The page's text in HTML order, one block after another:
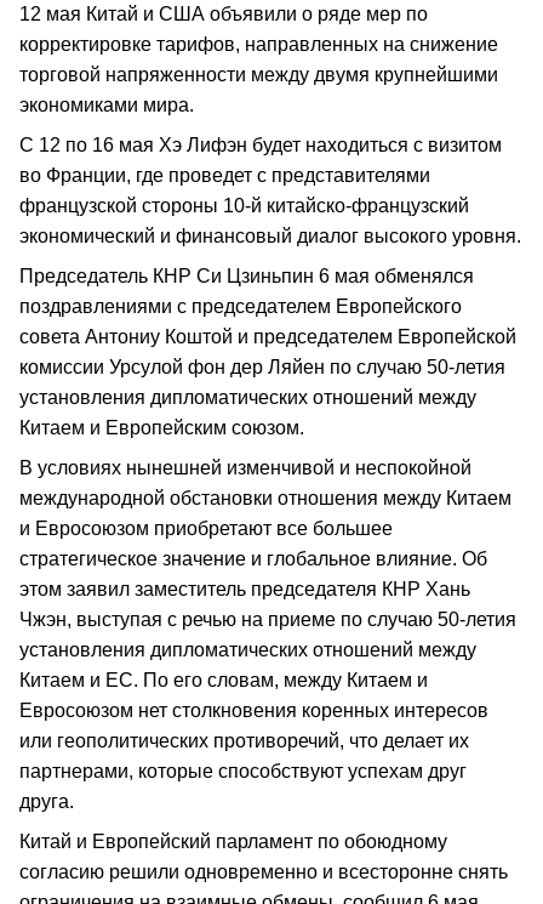
12 мая Китай и США объявили о ряде мер по
корректировке тарифов, направленных на снижение
торговой напряженности между двумя крупнейшими
экономиками мира.
С 12 по 16 мая Хэ Лифэн будет находиться с визитом
во Франции, где проведет с представителями
французской стороны 10-й китайско-французский
экономический и финансовый диалог высокого уровня.
Председатель КНР Си Цзиньпин 6 мая обменялся
поздравлениями с председателем Европейского
совета Антониу Коштой и председателем Европейской
комиссии Урсулой фон дер Ляйен по случаю 50-летия
установления дипломатических отношений между
Китаем и Европейским союзом.
В условиях нынешней изменчивой и неспокойной
международной обстановки отношения между Китаем
и Евросоюзом приобретают все большее
стратегическое значение и глобальное влияние. Об
этом заявил заместитель председателя КНР Хань
Чжэн, выступая с речью на приеме по случаю 50-летия
установления дипломатических отношений между
Китаем и ЕС. По его словам, между Китаем и
Евросоюзом нет столкновения коренных интересов
или геополитических противоречий, что делает их
партнерами, которые способствуют успехам друг
друга.
Китай и Европейский парламент по обоюдному
согласию решили одновременно и всесторонне снять